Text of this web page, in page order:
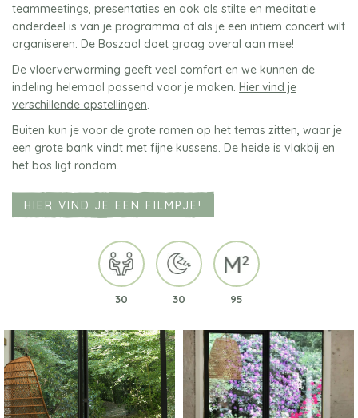
teammeetings, presentaties en ook als stilte en meditatie
onderdeel is van je programma of als je een intiem concert wilt
organiseren. De Boszaal doet graag overal aan mee!
De vloerverwarming geeft veel comfort en we kunnen de
indeling helemaal passend voor je maken. Hier vind je
verschillende opstellingen.
Buiten kun je voor de grote ramen op het terras zitten, waar je
een grote bank vindt met fijne kussens. De heide is vlakbij en
het bos ligt rondom.
HIER VIND JE EEN FILMPJE!
30 30 95